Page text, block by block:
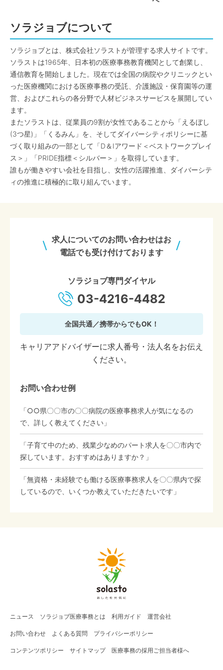
ソラジョブについて
ソラジョブとは、株式会社ソラストが管理する求人サイトです。
ソラストは1965年、日本初の医療事務教育機関として創業し、
通信教育を開始しました。現在では全国の病院やクリニックとい
った医療機関における医療事務の受託、介護施設・保育園等の運
営、およびこれらの各分野で人材ビジネスサービスを展開してい
ます。
またソラストは、従業員の9割が女性であることから「えるぼし
(3つ星)」「くるみん」を、そしてダイバーシティポリシーに基
づく取り組みの一部として「D＆Iアワード＜ベストワークプレイ
ス＞」「PRIDE指標＜シルバー＞」を取得しています。
誰もが働きやすい会社を目指し、女性の活躍推進、ダイバーシテ
ィの推進に積極的に取り組んでいます。
求人についてのお問い合わせはお
電話でも受け付けております
ソラジョブ専門ダイヤル
03-4216-4482
全国共通／携帯からでもOK！
キャリアアドバイザーに求人番号・法人名をお伝え
ください。
お問い合わせ例
「○○県〇〇市の〇〇病院の医療事務求人が気になるの
で、詳しく教えてください」
「子育て中のため、残業少なめのパート求人を〇〇市内で
探しています。おすすめはありますか？」
「無資格・未経験でも働ける医療事務求人を〇〇県内で探
しているので、いくつか教えていただきたいです」
ニュース ソラジョブ医療事務 とは 利用ガイド 運営会社
お問い合わせ よくある質問 プライバシーポリシー
コンテンツポリシー サイトマップ 医療事務の採用ご担当者様へ